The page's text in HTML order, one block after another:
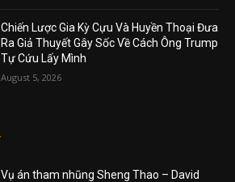
Chiến Lược Gia Kỳ Cựu Và Huyền Thoại Đưa
Ra Giả Thuyết Gây Sốc Về Cách Ông Trump
Tự Cứu Lấy Mình
August 5, 2026
Vụ án tham nhũng Sheng Thao – David